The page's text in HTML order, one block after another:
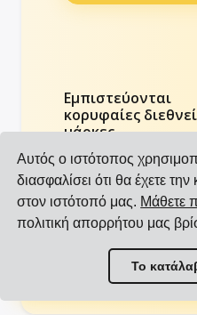
Αυτός ο ιστότοπος
διασφαλίσει ότι θα έχετε
στον ιστότοπό μας. Μάθετε
πολιτική απορρήτου μας
Το
Εμπιστεύονται
κορυφαίες
μάρκες
Προβολή όλων των
Προβολή όλων των